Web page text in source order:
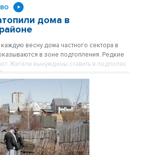
дома в
весну дома частного сектора в
в зоне подтопления. Редкие
Жители вынуждены ставить в подполах
оказались в ловушке.